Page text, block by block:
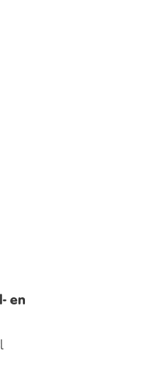
en